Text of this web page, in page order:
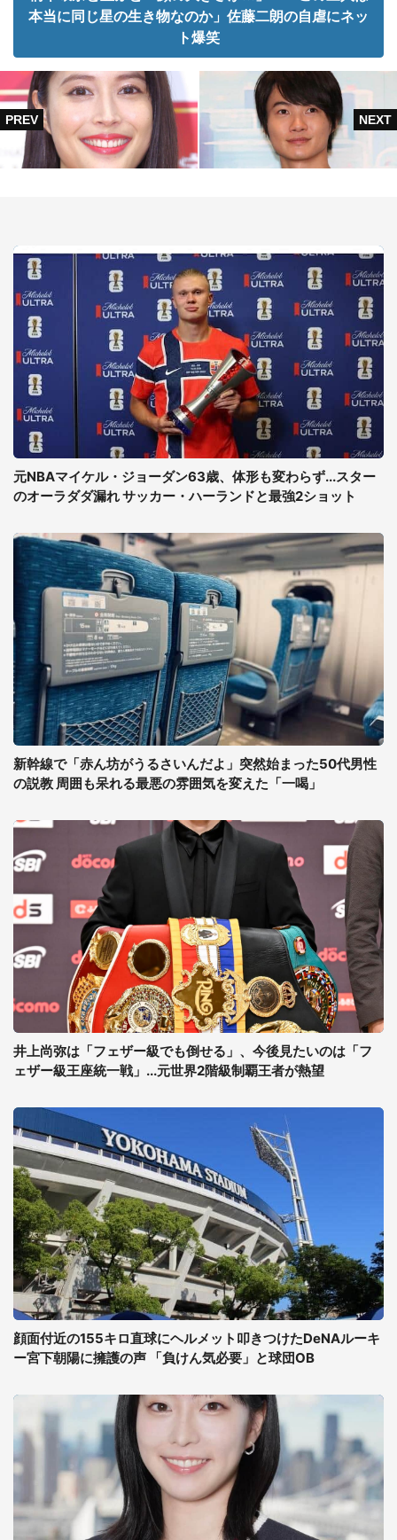
本当に同じ星の生き物なのか」佐藤二朗の自虐にネッ
ト爆笑
元NBAマイケル・ジョーダン63歳、体形も変わらず...スター
のオーラダダ漏れ サッカー・ハーランドと最強2ショット
新幹線で「赤ん坊がうるさいんだよ」突然始まった50代男性
の説教 周囲も呆れる最悪の雰囲気を変えた「一喝」
井上尚弥は「フェザー級でも倒せる」、今後見たいのは「フ
ェザー級王座統一戦」...元世界2階級制覇王者が熱望
顔面付近の155キロ直球にヘルメット叩きつけたDeNAルーキ
ー宮下朝陽に擁護の声 「負けん気必要」と球団OB